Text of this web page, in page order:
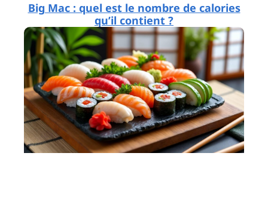
Big Mac : quel est le nombre de calories
qu’il contient ?